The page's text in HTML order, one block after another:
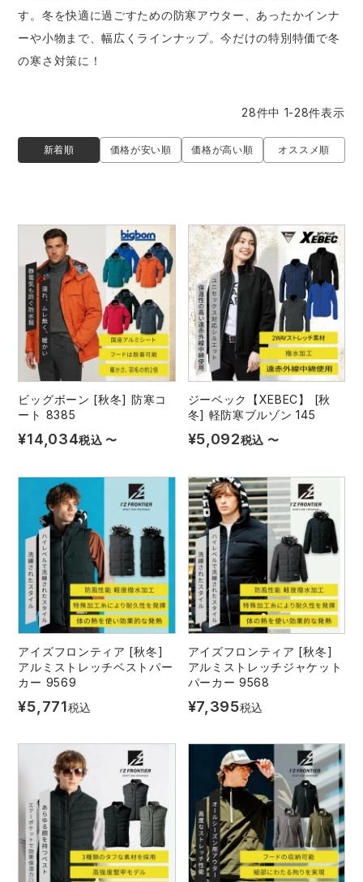
作業用ポロシャツ
作業用小物・アクセサリー
鞄・バッグ
つなぎ
ファン付き作業着・空調服
刺繍・プリント加工対象商品
アイズフロンティア ランキング
TSDESIGN ランキング
コーコス ランキング
アイトス ランキング
ジーベック ランキング
ネーム刺繍・プリント加工対象商品
作業着
ニット
ファン付きウェア
防寒
カジュアル
ハイパーV 丸五
ムービンカット グラディエーター
ニオイクリア タカヤ商事
エアークラフト 自重堂
サーヴォ セロリー 大阪支店
中塚被服 イーブンリバー
スターライト工業 東洋物産工業
弘進ゴム 藤井電工
福山ゴム工業 ビッグボーン商事株式会社
医療白衣・介護服
す。冬を快適に過ごすための防寒アウター、あったかインナ
ーや小物まで、幅広くラインナップ。今だけの特別特価で冬
の寒さ対策に！
新着順 価格が安い順 価格が高い順 オススメ順
28件中 1-28件表示
ビッグボーン [秋冬] 防寒コ
ート 8385
¥14,034税込 〜
ジーベック【XEBEC】 [秋
冬] 軽防寒ブルゾン 145
¥5,092税込 〜
アイズフロンティア [秋冬]
アルミストレッチベストパー
カー 9569
¥5,771税込
アイズフロンティア [秋冬]
アルミストレッチジャケット
パーカー 9568
¥7,395税込